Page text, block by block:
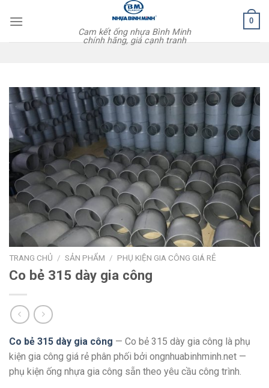
Cam kết ống nhựa Bình Minh
chính hãng, giá cạnh tranh
0
TRANG CHỦ / SẢN PHẨM / PHỤ KIỆN GIA CÔNG GIÁ RẺ
Co bẻ 315 dày gia công
Co bẻ 315 dày gia công — Co bẻ 315 dày gia công là phụ
kiện gia công giá rẻ phân phối bởi ongnhuabinhminh.net —
phụ kiện ống nhựa gia công sẵn theo yêu cầu công trình.